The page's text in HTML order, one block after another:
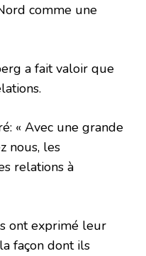
comme une
a fait valoir que
« Avec une grande
nous, les
relations à
ont exprimé leur
façon dont ils